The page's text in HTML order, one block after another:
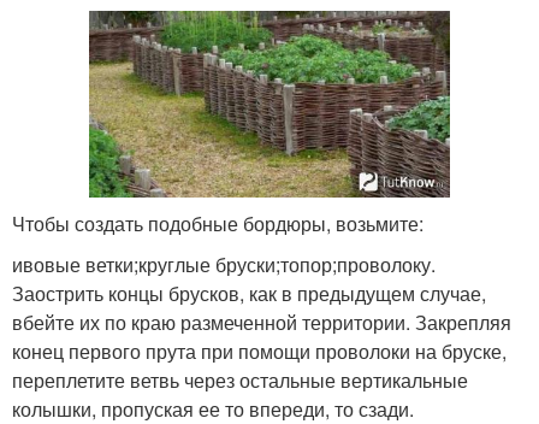
Чтобы создать подобные бордюры, возьмите:
ивовые ветки;круглые бруски;топор;проволоку.
Заострить концы брусков, как в предыдущем случае,
вбейте их по краю размеченной территории. Закрепляя
конец первого прута при помощи проволоки на бруске,
переплетите ветвь через остальные вертикальные
колышки, пропуская ее то впереди, то сзади.